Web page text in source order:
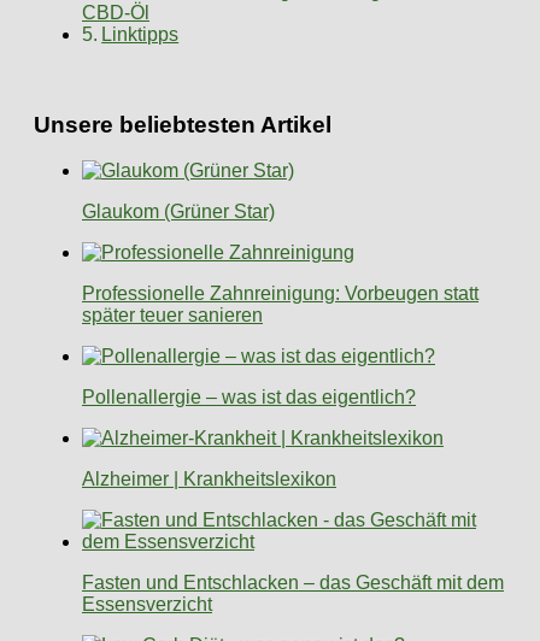
CBD-Öl
Linktipps
Unsere beliebtesten Artikel
Glaukom (Grüner Star)
Professionelle Zahnreinigung: Vorbeugen statt
später teuer sanieren
Pollenallergie – was ist das eigentlich?
Alzheimer | Krankheitslexikon
Fasten und Entschlacken – das Geschäft mit dem
Essensverzicht